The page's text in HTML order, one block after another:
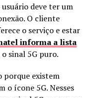
deve ter um
O cliente
o serviço e estar
informa a lista
o sinal 5G puro.
porque existem
o ícone 5G. Nesses